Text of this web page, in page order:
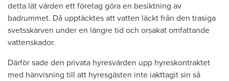
detta lät värden ett företag göra en besiktning av
badrummet. Då upptäcktes att vatten läckt från den trasiga
svetsskarven under en längre tid och orsakat omfattande
vattenskador.
Därför sade den privata hyresvärden upp hyreskontraktet
med hänvisning till att hyresgästen inte iakttagit sin så